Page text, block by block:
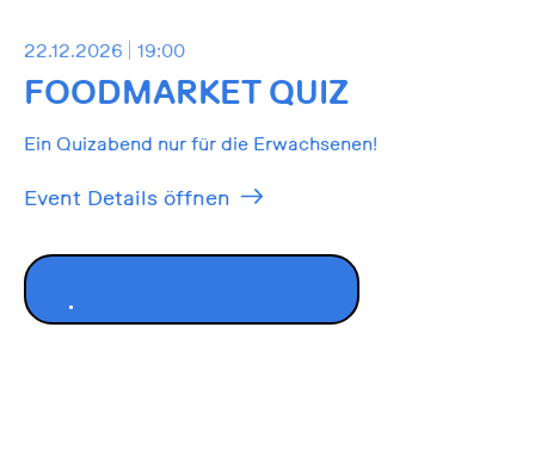
22.12.2026 19:00
FOODMARKET QUIZ
Ein Quizabend nur für die Erwachsenen!
Event Details öffnen